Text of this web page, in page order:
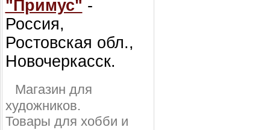
"Примус" -
Россия,
Ростовская обл.,
Новочеркасск.
Магазин для
художников.
Товары для хобби и